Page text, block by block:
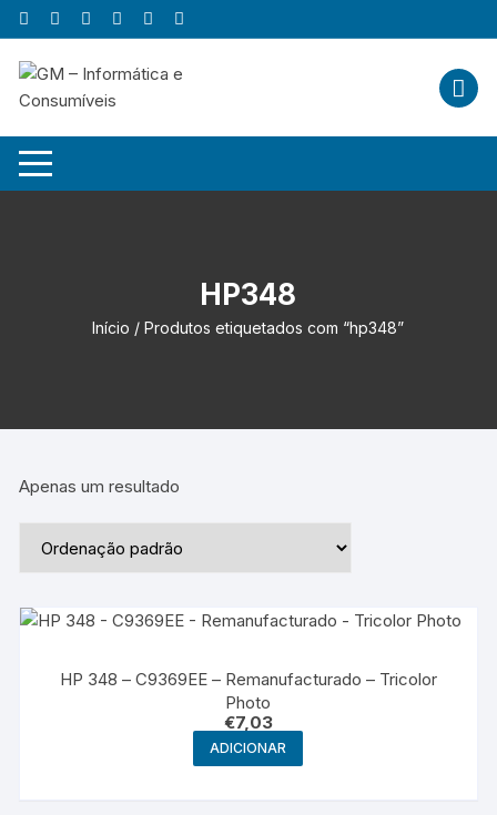
Skip
to
content
HP348
Início / Produtos etiquetados com “hp348”
Apenas um resultado
HP 348 – C9369EE – Remanufacturado – Tricolor
Photo
€7,03
ADICIONAR